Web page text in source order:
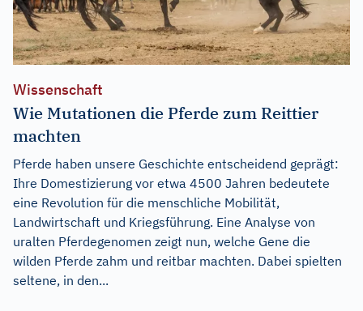
Wissenschaft
Wie Mutationen die Pferde zum Reittier
machten
Pferde haben unsere Geschichte entscheidend geprägt:
Ihre Domestizierung vor etwa 4500 Jahren bedeutete
eine Revolution für die menschliche Mobilität,
Landwirtschaft und Kriegsführung. Eine Analyse von
uralten Pferdegenomen zeigt nun, welche Gene die
wilden Pferde zahm und reitbar machten. Dabei spielten
seltene, in den...